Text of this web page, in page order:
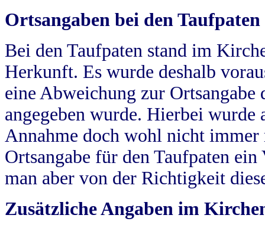
Ortsangaben bei den Taufpaten
Bei den Taufpaten stand im
Herkunft. Es wurde deshalb
eine Abweichung zur
angegeben wurde. Hierbei wurde
Annahme doch wohl nicht
Ortsangabe für den Taufpaten
man aber von der Richtigkeit
Zusätzliche Angaben im